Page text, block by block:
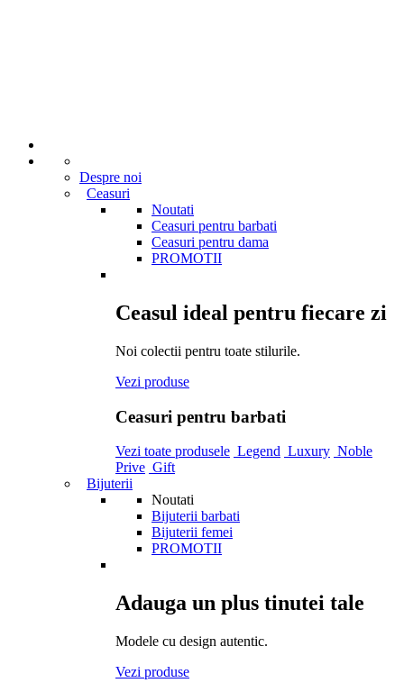
Despre noi
Ceasuri
Noutati
Ceasuri pentru barbati
Ceasuri pentru dama
PROMOTII
Ceasul ideal pentru fiecare zi
Noi colectii pentru toate stilurile.
Vezi produse
Ceasuri pentru barbati
Vezi toate produsele Legend Luxury Noble
Prive Gift
Bijuterii
Noutati
Bijuterii barbati
Bijuterii femei
PROMOTII
Adauga un plus tinutei tale
Modele cu design autentic.
Vezi produse